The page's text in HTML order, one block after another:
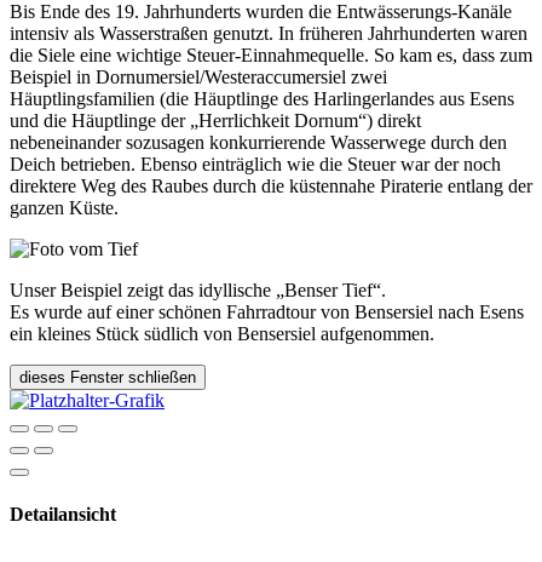
Bis Ende des 19. Jahrhunderts wurden die Entwässerungs-Kanäle
intensiv als Wasserstraßen genutzt. In früheren Jahrhunderten waren
die Siele eine wichtige Steuer-Einnahmequelle. So kam es, dass zum
Beispiel in Dornumersiel/Westeraccumersiel zwei
Häuptlingsfamilien (die Häuptlinge des Harlingerlandes aus Esens
und die Häuptlinge der „Herrlichkeit Dornum“) direkt
nebeneinander sozusagen konkurrierende Wasserwege durch den
Deich betrieben. Ebenso einträglich wie die Steuer war der noch
direktere Weg des Raubes durch die küstennahe Piraterie entlang der
ganzen Küste.
Unser Beispiel zeigt das idyllische „Benser Tief“.
Es wurde auf einer schönen Fahrradtour von Bensersiel nach Esens
ein kleines Stück südlich von Bensersiel aufgenommen.
dieses Fenster schließen
Detailansicht